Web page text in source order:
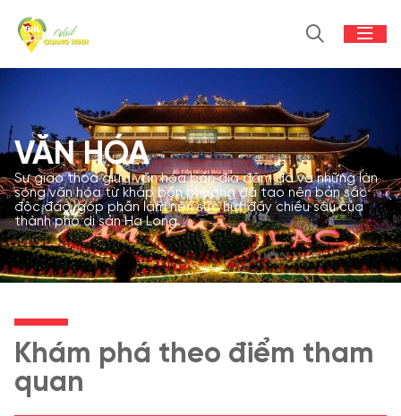
VĂN HÓA
Sự giao thoa giữa văn hóa bản địa đậm đà và những làn
sóng văn hóa từ khắp bốn phương đã tạo nên bản sắc
độc đáo, góp phần làm nên sức hút đầy chiều sâu của
thành phố di sản Hạ Long.
Khám phá theo điểm tham
quan